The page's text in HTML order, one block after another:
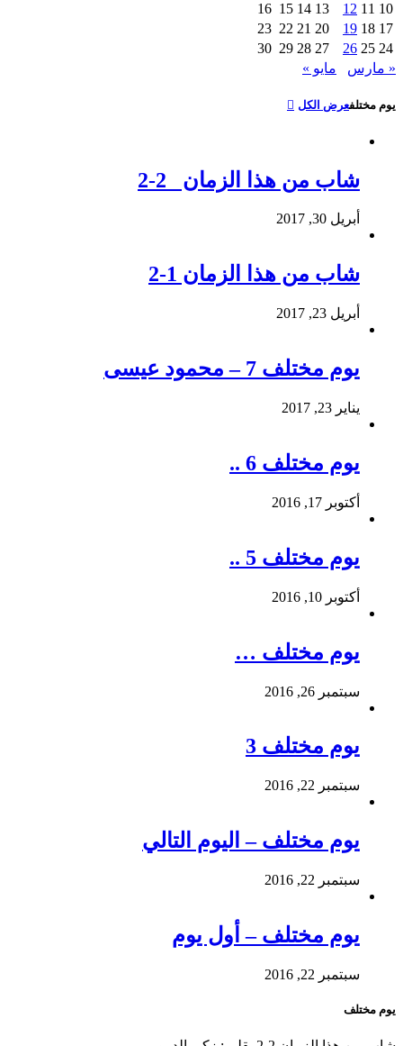
10
11
12
13
14
15
16
17
18
19
20
21
22
23
24
25
26
27
28
29
30
« مارس
مايو »
يوم مختلفعرض الكل
شاب من هذا الزمان 2-2
أبريل 30, 2017
شاب من هذا الزمان 1-2
أبريل 23, 2017
يوم مختلف 7 – محمود عيسى
يناير 23, 2017
يوم مختلف 6 ..
أكتوبر 17, 2016
يوم مختلف 5 ..
أكتوبر 10, 2016
يوم مختلف …
سبتمبر 26, 2016
يوم مختلف 3
سبتمبر 22, 2016
يوم مختلف – اليوم التالي
سبتمبر 22, 2016
يوم مختلف – أول يوم
سبتمبر 22, 2016
يوم مختلف